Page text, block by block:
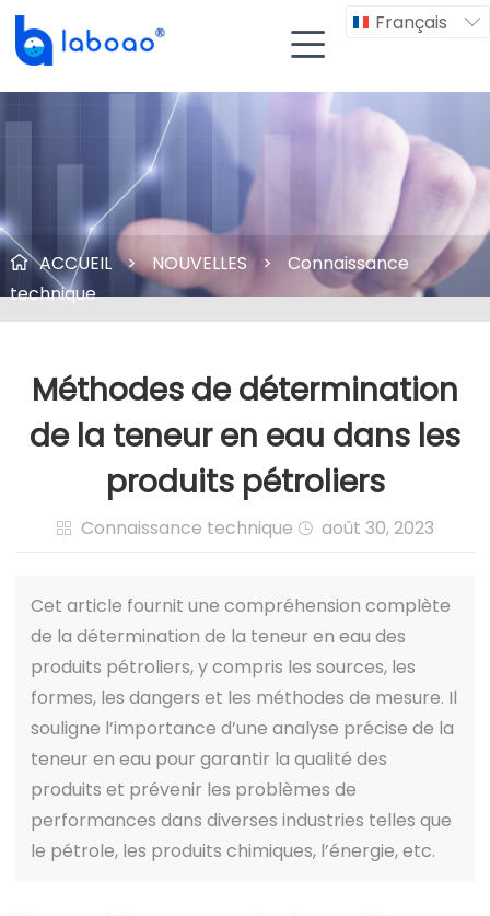
Français 

 ACCUEIL > NOUVELLES >
Connaissance
technique
Méthodes de détermination
de la teneur en eau dans les
produits pétroliers
 Connaissance technique  août 30, 2023
Cet article fournit une compréhension complète
de la détermination de la teneur en eau des
produits pétroliers, y compris les sources, les
formes, les dangers et les méthodes de mesure. Il
souligne l’importance d’une analyse précise de la
teneur en eau pour garantir la qualité des
produits et prévenir les problèmes de
performances dans diverses industries telles que
le pétrole, les produits chimiques, l’énergie, etc.